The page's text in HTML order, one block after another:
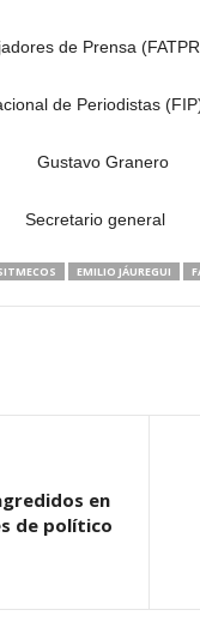
de Prensa
de Periodistas
Granero
general
EMILIO JÁUREGUI
en
de político